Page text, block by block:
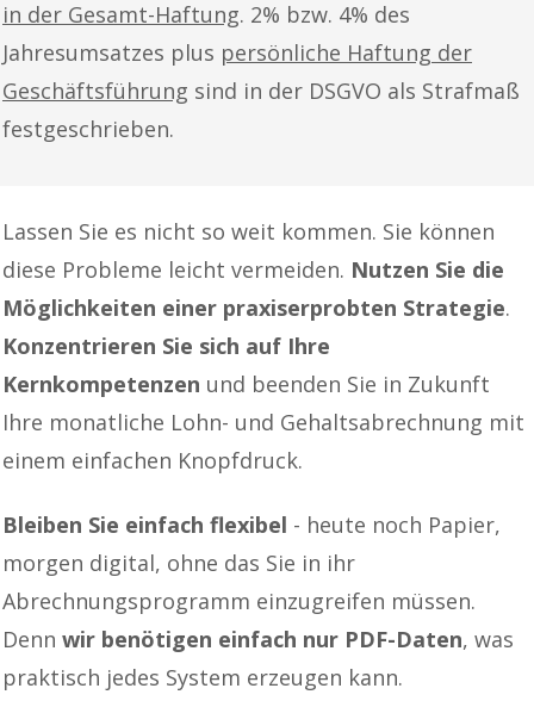
in der Gesamt-Haftung. 2% bzw. 4% des
Jahresumsatzes plus persönliche Haftung der
Geschäftsführung sind in der DSGVO als Strafmaß
festgeschrieben.
Lassen Sie es nicht so weit kommen. Sie können
diese Probleme leicht vermeiden. Nutzen Sie die
Möglichkeiten einer praxiserprobten Strategie.
Konzentrieren Sie sich auf Ihre
Kernkompetenzen und beenden Sie in Zukunft
Ihre monatliche Lohn- und Gehaltsabrechnung mit
einem einfachen Knopfdruck.
Bleiben Sie einfach flexibel - heute noch Papier,
morgen digital, ohne das Sie in ihr
Abrechnungsprogramm einzugreifen müssen.
Denn wir benötigen einfach nur PDF-Daten, was
praktisch jedes System erzeugen kann.